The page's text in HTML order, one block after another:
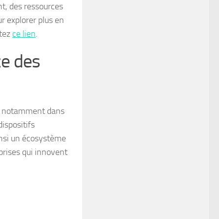
des ressources
explorer plus en
ce lien.
des
notamment dans
un écosystème
qui innovent